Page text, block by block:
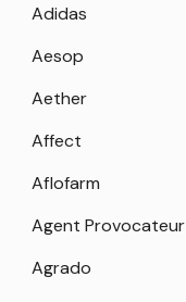
Adidas
Aesop
Aether
Affect
Aflofarm
Agent Provocateur
Agrado